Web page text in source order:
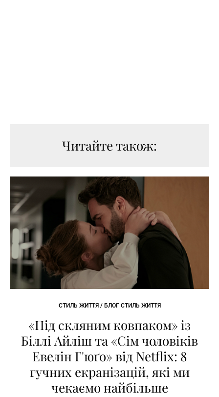
Читайте також:
СТИЛЬ ЖИТТЯ / БЛОГ СТИЛЬ ЖИТТЯ
«Під скляним ковпаком» із
Біллі Айліш та «Сім чоловіків
Евелін Г'юґо» від Netflix: 8
гучних екранізацій, які ми
чекаємо найбільше